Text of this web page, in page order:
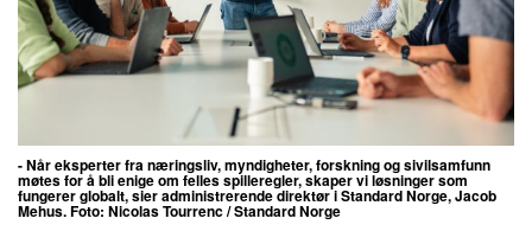
- Når eksperter fra næringsliv, myndigheter, forskning og sivilsamfunn
møtes for å bli enige om felles spilleregler, skaper vi løsninger som
fungerer globalt,sier administrerende direktør i Standard Norge, Jacob
Mehus. Foto: Nicolas Tourrenc / Standard Norge